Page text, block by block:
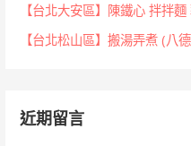
【台北大安區】陳鐵心 拌拌
【台北松山區】搬湯弄煮 (八
近期留言